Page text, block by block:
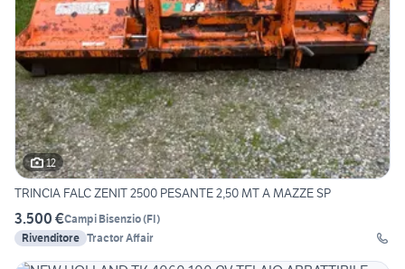
12
TRINCIA FALC ZENIT 2500 PESANTE 2,50 MT A MAZZE SP
3.500 €Campi Bisenzio(FI)
Rivenditore Tractor Affair